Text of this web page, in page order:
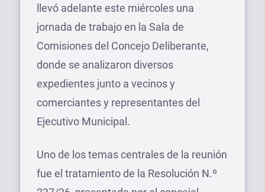
llevó adelante este miércoles una
jornada de trabajo en la Sala de
Comisiones del Concejo Deliberante,
donde se analizaron diversos
expedientes junto a vecinos y
comerciantes y representantes del
Ejecutivo Municipal.
Uno de los temas centrales de la reunión
fue el tratamiento de la Resolución N.º